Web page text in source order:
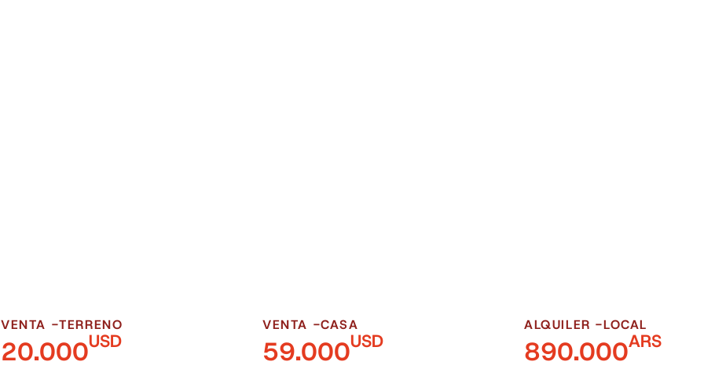
VENTA -TERRENO
20.000USD
VENTA -CASA
59.000USD
ALQUILER -LOCAL
890.000ARS